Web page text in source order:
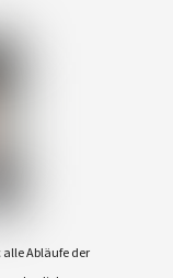
Abläufe der